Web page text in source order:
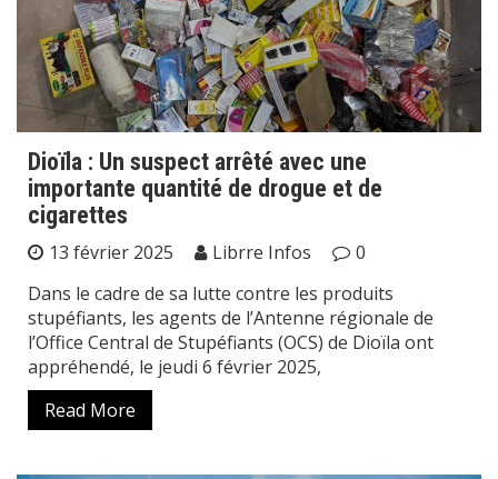
Dioïla : Un suspect arrêté avec une
importante quantité de drogue et de
cigarettes
13 février 2025 Librre Infos
0
Dans le cadre de sa lutte contre les produits
stupéfiants, les agents de l’Antenne régionale de
l’Office Central de Stupéfiants (OCS) de Dioïla ont
appréhendé, le jeudi 6 février 2025,
Read More